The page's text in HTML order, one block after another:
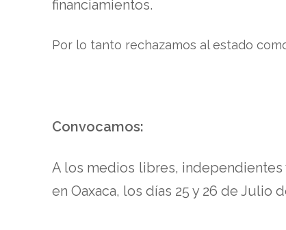
financiamientos.
Por lo tanto rechazamos al estado
Convocamos:
A los medios libres,
en Oaxaca, los días 25 y 26 de